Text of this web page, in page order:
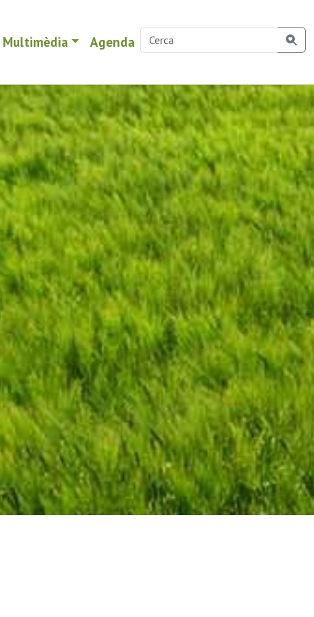
Multimèdia Agenda